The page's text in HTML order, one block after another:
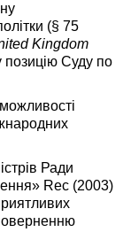
(§ 75
Kingdom
позицію Суду по
Ради
Rec (2003)